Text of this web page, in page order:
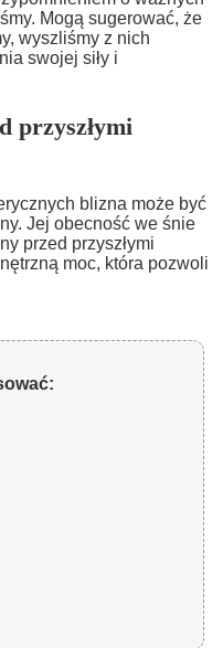
Mogą sugerować, że
wyszliśmy z nich
swojej siły i
przyszłymi
blizna może być
Jej obecność we śnie
przed przyszłymi
moc, która pozwoli